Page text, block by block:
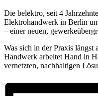
Die belektro, seit 4
Elektrohandwerk in Berlin
– einer neuen,
Was sich in der Praxis
Handwerk arbeitet Hand in
vernetzten, nachhaltigen